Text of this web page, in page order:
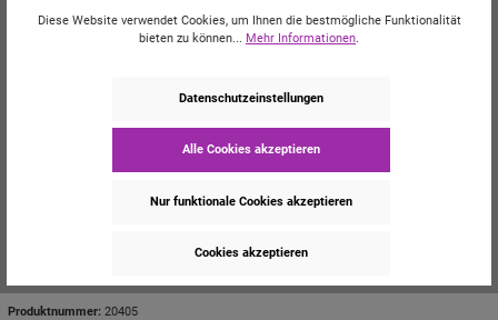
Momentan nicht verfügbar
Kauf 4x 10ml E-Liquid und sicher dir 25% Rabatt!
Kauf 2x Shortfill und sicher dir 25% Rabatt!
Produktnummer: 20405
Diese Website verwendet Cookies, um Ihnen die bestmögliche Funktionalität
bieten zu können... Mehr Informationen.
Datenschutzeinstellungen
Alle Cookies akzeptieren
Nur funktionale Cookies akzeptieren
Cookies akzeptieren